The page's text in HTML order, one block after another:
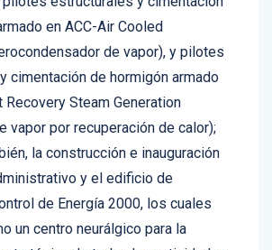
en ACC-Air Cooled
de vapor), y pilotes
cimentación de hormigón armado
Recovery Steam Generation
vapor por recuperación de calor);
la construcción e inauguración
y el edificio de
de Energía 2000, los cuales
un centro neurálgico para la
de todas las actividades